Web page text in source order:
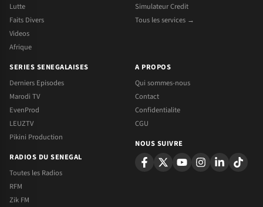
Lutte
Faits Divers
Videos
Afrique
Simulateur Credit
Tous les services →
SERIES SENEGALAISES
Derniers Episodes
Marodi TV
EvenProd
LEUZTV
Pikini Production
RADIOS DU SENEGAL
Toutes les Radios
RFM
Zik FM
A PROPOS
Qui sommes-nous
Contact
Confidentialite
CGU
NOUS SUIVRE